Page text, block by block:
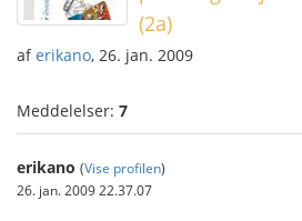
(2a)
aferikano, 26. jan. 2009
Meddelelser: 7
erikano (Vise profilen)
26. jan. 2009 22.37.07